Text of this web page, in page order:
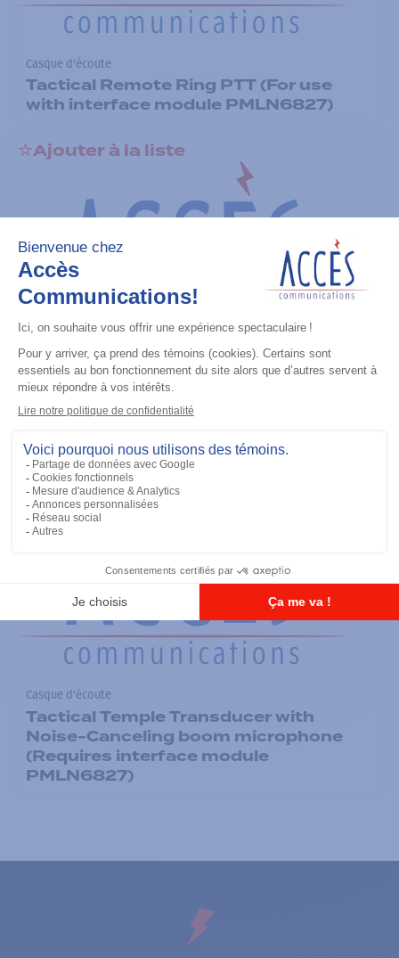
Casque d'écoute
Tactical Remote Ring PTT (For use
with interface module PMLN6827)
Ajouter à la liste
Tactical Remote Body PTT (For use
with interface module PMLN6827)
Ajouter à la liste
Casque d'écoute
Tactical Temple Transducer with
Noise-Canceling boom microphone
(Requires interface module
PMLN6827)